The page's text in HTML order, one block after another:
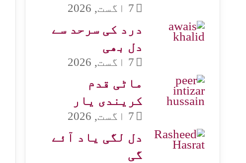
7 اگست, 2026
درد کی سرحد سے
دل بھی
7 اگست, 2026
ماٹی قدم
کریندی یار
7 اگست, 2026
دل لگی یاد آئے
گی